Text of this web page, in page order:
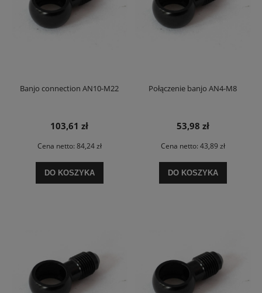
Banjo connection AN10-M22
103,61 zł
Cena netto: 84,24 zł
DO KOSZYKA
Połączenie banjo AN4-M8
53,98 zł
Cena netto: 43,89 zł
DO KOSZYKA